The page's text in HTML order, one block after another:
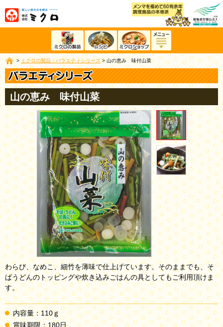
> ミクロの製品：バラエティシリーズ> 山の恵み 味付山菜
山の恵み 味付山菜
わらび、なめこ、細竹を薄味で仕上げています。そのままでも、そ
ばうどんのトッピングや炊き込みごはんの具としてもご利用頂けま
す。
内容量：110ｇ
賞味期限：180日